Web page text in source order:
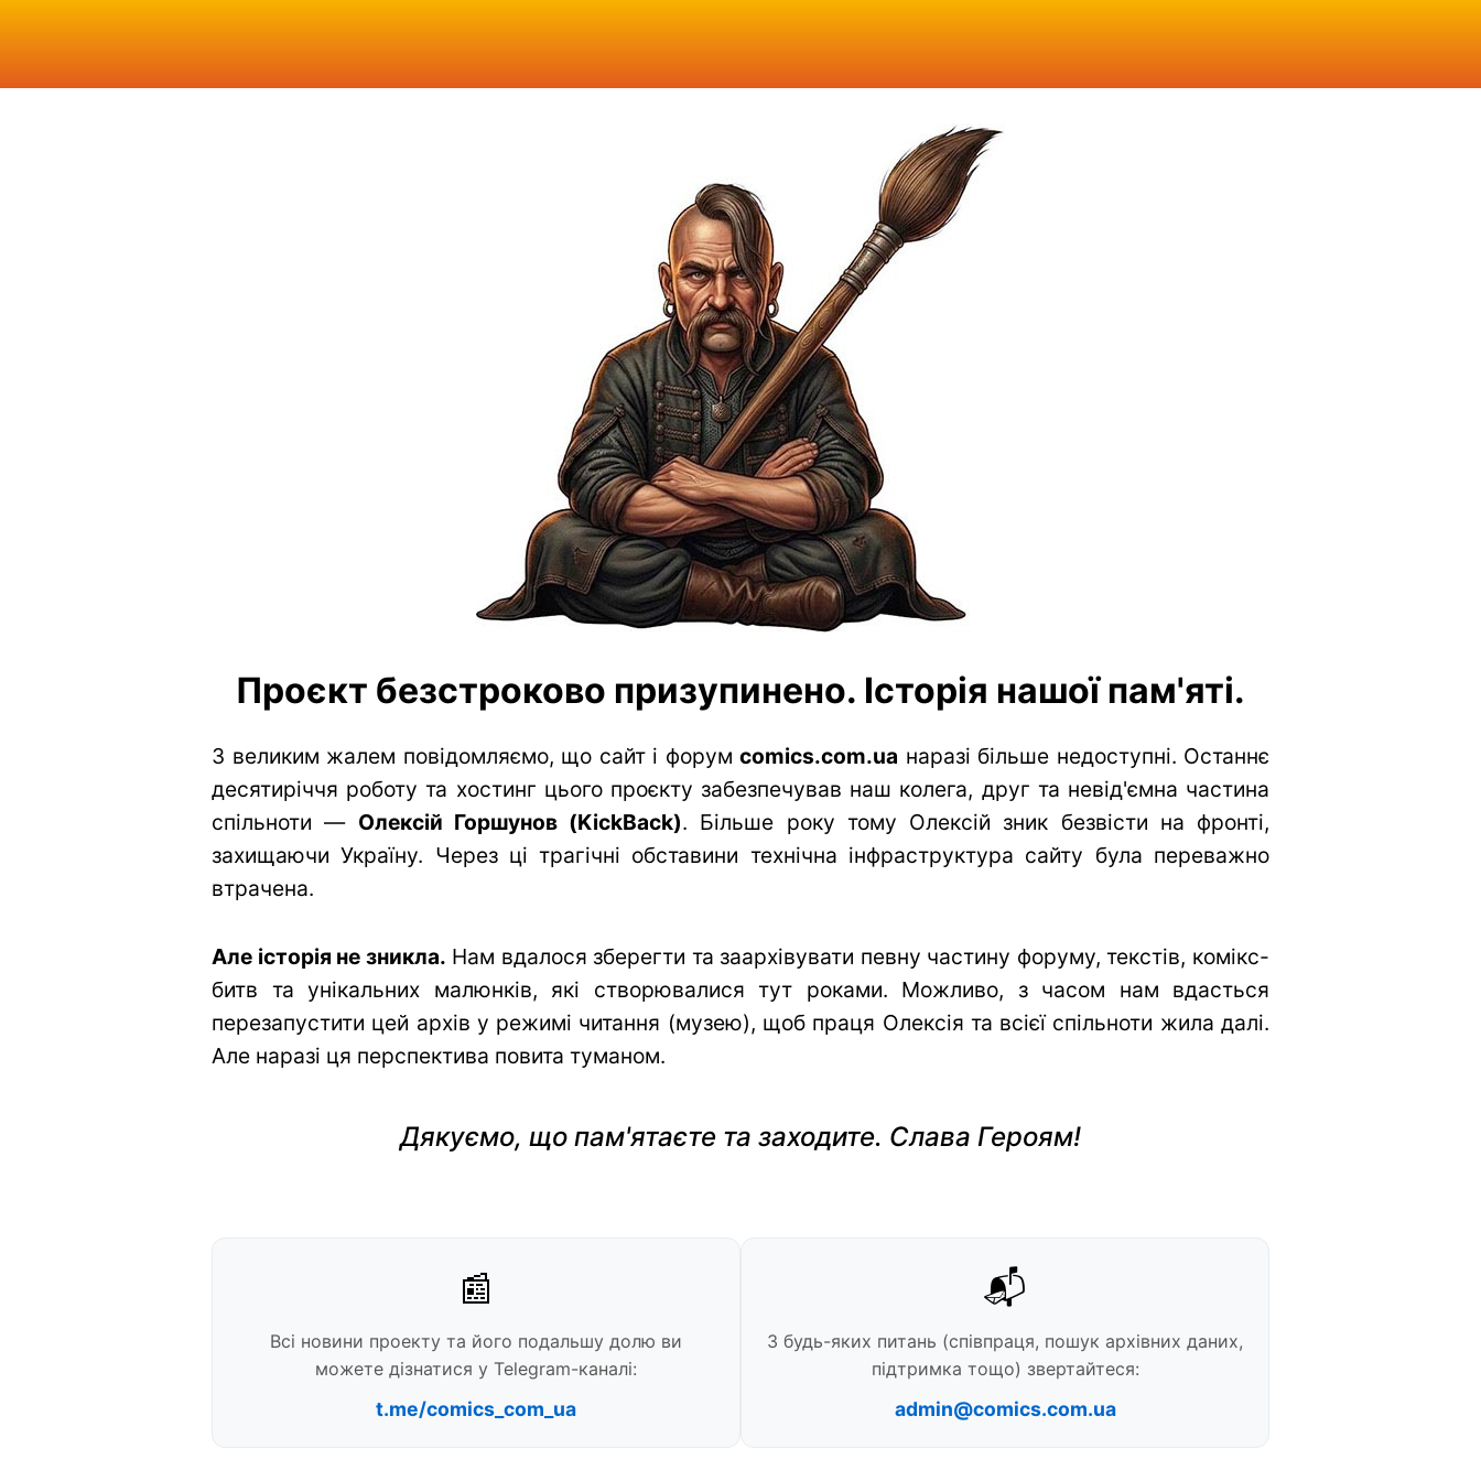
Проєкт безстроково призупинено. Історія нашої пам'яті.
З великим жалем повідомляємо, що сайт і форум comics.com.ua наразі більше недоступні. Останнє
десятиріччя роботу та хостинг цього проєкту забезпечував наш колега, друг та невід'ємна частина
спільноти — Олексій Горшунов (KickBack). Більше року тому Олексій зник безвісти на фронті,
захищаючи Україну. Через ці трагічні обставини технічна інфраструктура сайту була переважно
втрачена.
Але історія не зникла. Нам вдалося зберегти та заархівувати певну частину форуму, текстів, комікс-
битв та унікальних малюнків, які створювалися тут роками. Можливо, з часом нам вдасться
перезапустити цей архів у режимі читання (музею), щоб праця Олексія та всієї спільноти жила далі.
Але наразі ця перспектива повита туманом.
Дякуємо, що пам'ятаєте та заходите. Слава Героям!
📰
Всі новини проекту та його подальшу долю ви
можете дізнатися у Telegram-каналі:
t.me/comics_com_ua
📬
З будь-яких питань (співпраця, пошук архівних даних,
підтримка тощо) звертайтеся:
admin@comics.com.ua